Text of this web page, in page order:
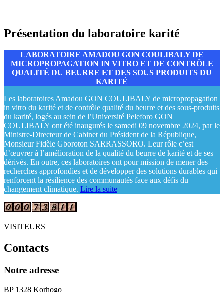
Présentation du laboratoire karité
LABORATOIRE AMADOU GON COULIBALY DE
MICROPROPAGATION IN VITRO ET DE CONTRÔLE
QUALITÉ DU BEURRE ET DES SOUS PRODUITS DU
KARITÉ
Les laboratoires Amadou GON COULIBALY de micropropagation
in vitro du karité et de contrôle qualité du beurre et des sous-produits
du karité, logés au sein de l’Université Peleforo GON
COULIBALY ont été inaugurés le samedi 09 novembre 2024, par le
Ministre-Directeur de Cabinet du Président de la République,
Monsieur Fidèle Gboroton SARRASSORO. Leur rôle c’est
d’œuvrer à l’amélioration de la qualité du beurre de karité et de ses
dérivés. En outre, ces laboratoires ont pour mission de mener des
recherches approfondies et de développer des solutions durables qui
renforcent la résilience des communautés face aux défis du
changement climatique. Lire la suite
VISITEURS
Contacts
Notre adresse
BP 1328 Korhogo